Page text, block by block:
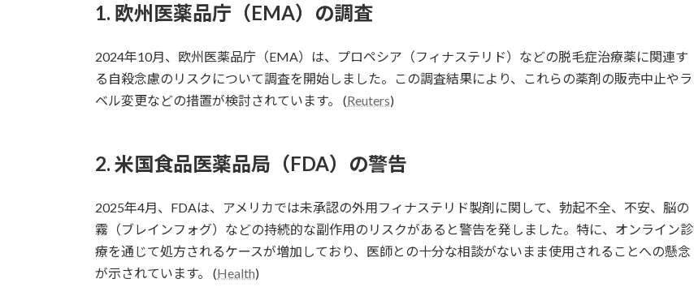
1. 欧州医薬品庁（EMA）の調査
2024年10月、欧州医薬品庁（EMA）は、プロペシア（フィナステリド）などの脱毛症治療薬に関連す
る自殺念慮のリスクについて調査を開始しました。この調査結果により、これらの薬剤の販売中止やラ
ベル変更などの措置が検討されています。 (Reuters)
2. 米国食品医薬品局（FDA）の警告
2025年4月、FDAは、アメリカでは未承認の外用フィナステリド製剤に関して、勃起不全、不安、脳の
霧（ブレインフォグ）などの持続的な副作用のリスクがあると警告を発しました。特に、オンライン診
療を通じて処方されるケースが増加しており、医師との十分な相談がないまま使用されることへの懸念
が示されています。 (Health)